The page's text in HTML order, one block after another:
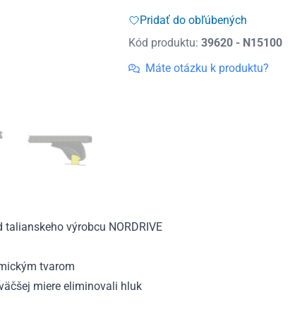
Strešný
Pridať do obľúbených
Kód produktu: 39620 - N15100
Máte otázku k produktu?
talianskeho výrobcu NORDRIVE
tvarom
miere eliminovali hluk